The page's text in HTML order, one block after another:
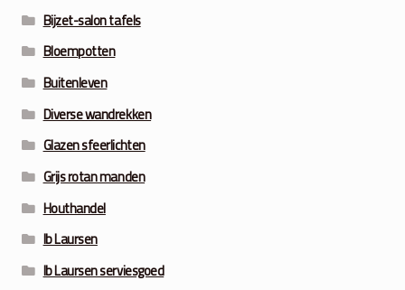
Bijzet-salon tafels
Bloempotten
Buitenleven
Diverse wandrekken
Glazen sfeerlichten
Grijs rotan manden
Houthandel
Ib Laursen
Ib Laursen serviesgoed